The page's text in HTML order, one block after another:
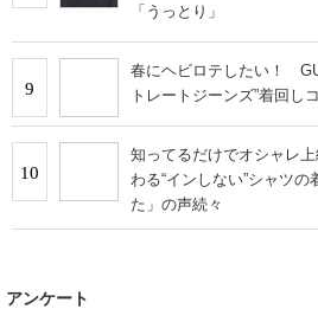
「うっとり」
9
春にヘビロテしたい！
トレートジーンズ”着回し
10
知ってるだけでオシャレ
わる“インしない”シャツ
た」の声続々
アンケート